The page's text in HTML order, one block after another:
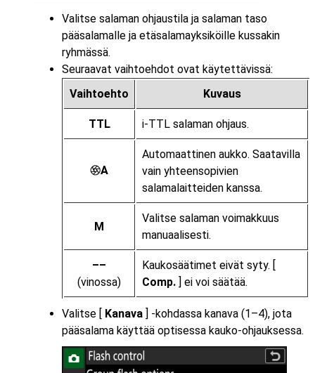
Valitse salaman ohjaustila ja salaman taso
pääsalamalle ja etäsalamayksiköille kussakin
ryhmässä.
Seuraavat vaihtoehdot ovat käytettävissä:
Vaihtoehto
Kuvaus
TTL i-TTL salaman ohjaus.
qA
Automaattinen aukko. Saatavilla
vain yhteensopivien
salamalaitteiden kanssa.
M
Valitse salaman voimakkuus
manuaalisesti.
––
(vinossa)
Kaukosäätimet eivät syty. [
Comp. ] ei voi säätää.
Valitse [ Kanava ] -kohdassa kanava (1–4), jota
pääsalama käyttää optisessa kauko-ohjauksessa.